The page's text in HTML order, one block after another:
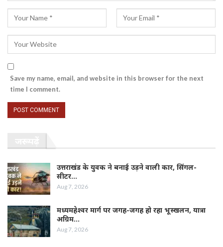
Save my name, email, and website in this browser for the next
time I comment.
उत्तराखंड के युवक ने बनाई उड़ने वाली कार, सिंगल-
सीटर…
Aug 7, 2026
मध्यमहेश्वर मार्ग पर जगह-जगह हो रहा भूस्खलन, यात्रा
अग्रिम…
Aug 7, 2026